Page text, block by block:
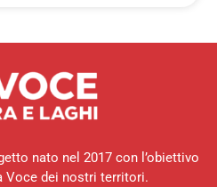
nato nel 2017 con l’obiettivo
Voce dei nostri territori.